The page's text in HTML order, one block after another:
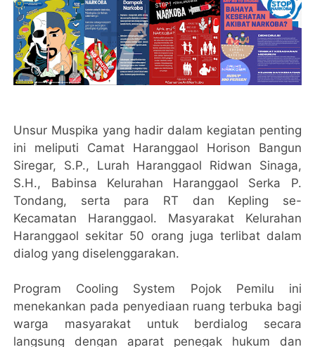
Unsur Muspika yang hadir dalam kegiatan penting
ini meliputi Camat Haranggaol Horison Bangun
Siregar, S.P., Lurah Haranggaol Ridwan Sinaga,
S.H., Babinsa Kelurahan Haranggaol Serka P.
Tondang, serta para RT dan Kepling se-
Kecamatan Haranggaol. Masyarakat Kelurahan
Haranggaol sekitar 50 orang juga terlibat dalam
dialog yang diselenggarakan.
Program Cooling System Pojok Pemilu ini
menekankan pada penyediaan ruang terbuka bagi
warga masyarakat untuk berdialog secara
langsung dengan aparat penegak hukum dan